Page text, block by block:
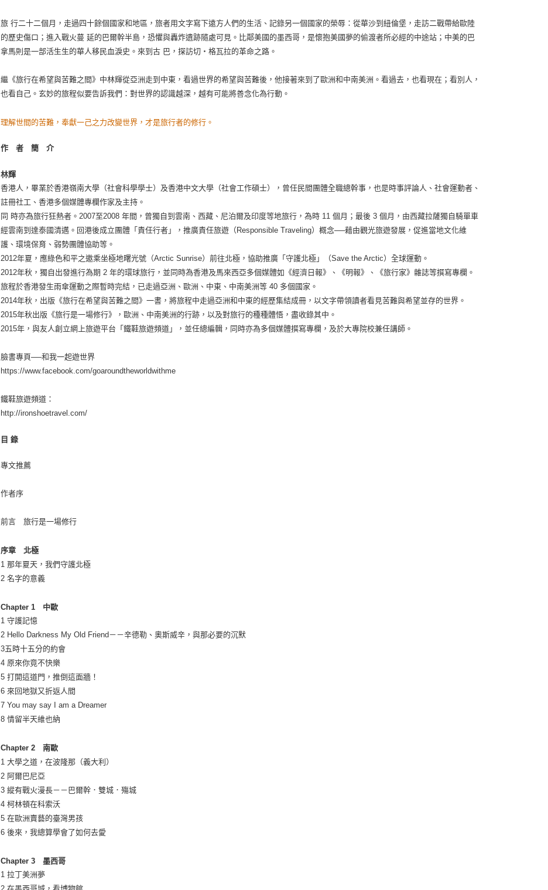
旅 行二十二個月，走過四十餘個國家和地區，旅者用文字寫下遠方人們的生活、記錄另一個國家的榮辱：從華沙到紐倫堡，走訪二戰帶給歐陸
的歷史傷口；進入戰火蔓 延的巴爾幹半島，恐懼與轟炸遺跡隨處可見。比鄰美國的墨西哥，是懷抱美國夢的偷渡者所必經的中途站；中美的巴
拿馬則是一部活生生的華人移民血淚史。來到古 巴，探訪切‧格瓦拉的革命之路。
繼《旅行在希望與苦難之間》中林輝從亞洲走到中東，看過世界的希望與苦難後，他接著來到了歐洲和中南美洲。看過去，也看現在；看別人，
也看自己。玄妙的旅程似要告訴我們：對世界的認識越深，越有可能將善念化為行動。
理解世間的苦難，奉獻一己之力改變世界，才是旅行者的修行。
作 者 簡 介
林輝
香港人，畢業於香港嶺南大學（社會科學學士）及香港中文大學（社會工作碩士），曾任民間團體全職總幹事，也是時事評論人、社會運動者、
註冊社工、香港多個媒體專欄作家及主持。
同 時亦為旅行狂熱者。2007至2008 年間，曾獨自到雲南、西藏、尼泊爾及印度等地旅行，為時 11 個月；最後 3 個月，由西藏拉薩獨自騎單車
經雲南到達泰國清邁。回港後成立團體「責任行者」，推廣責任旅遊（Responsible Traveling）概念──藉由觀光旅遊發展，促進當地文化維
護、環境保育、弱勢團體協助等。
2012年夏，應綠色和平之邀乘坐極地曙光號（Arctic Sunrise）前往北極，協助推廣「守護北極」（Save the Arctic）全球運動。
2012年秋，獨自出發進行為期 2 年的環球旅行，並同時為香港及馬來西亞多個媒體如《經濟日報》、《明報》、《旅行家》雜誌等撰寫專欄。
旅程於香港發生雨傘運動之際暫時完結，已走過亞洲、歐洲、中東、中南美洲等 40 多個國家。
2014年秋，出版《旅行在希望與苦難之間》一書，將旅程中走過亞洲和中東的經歷集結成冊，以文字帶領讀者看見苦難與希望並存的世界。
2015年秋出版《旅行是一場修行》，歐洲、中南美洲的行跡，以及對旅行的種種體悟，盡收錄其中。
2015年，與友人創立網上旅遊平台「鐵鞋旅遊頻道」，並任總編輯，同時亦為多個媒體撰寫專欄，及於大專院校兼任講師。
臉書專頁──和我一起遊世界
https://www.facebook.com/goaroundtheworldwithme
鐵鞋旅遊頻道：
http://ironshoetravel.com/
目 錄
專文推薦
作者序
前言 旅行是一場修行
序章 北極
1 那年夏天，我們守護北極
2 名字的意義
Chapter 1 中歐
1 守護記憶
2 Hello Darkness My Old Friend－－辛德勒、奧斯威辛，與那必要的沉默
3五時十五分的約會
4 原來你竟不快樂
5 打開這道門，推倒這面牆！
6 來回地獄又折返人間
7 You may say I am a Dreamer
8 情留半天維也納
Chapter 2 南歐
1 大學之道，在波隆那（義大利）
2 阿爾巴尼亞
3 縱有戰火漫長－－巴爾幹．雙城．殤城
4 柯林頓在科索沃
5 在歐洲賣藝的臺灣男孩
6 後來，我總算學會了如何去愛
Chapter 3 墨西哥
1 拉丁美洲夢